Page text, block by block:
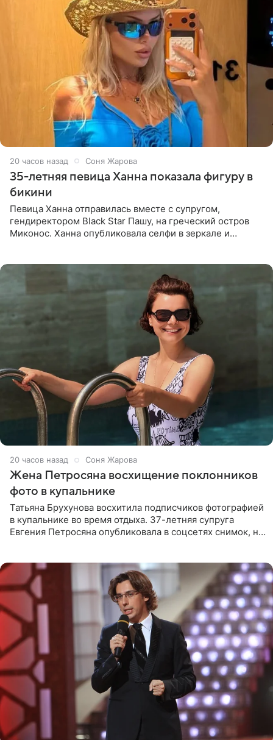
20 часов назад Соня Жарова
35-летняя певица Ханна показала фигуру в
бикини
Певица Ханна отправилась вместе с супругом,
гендиректором Black Star Пашу, на греческий остров
Миконос. Ханна опубликовала селфи в зеркале и
20 часов назад Соня Жарова
Жена Петросяна восхищение поклонников
фото в купальнике
Татьяна Брухунова восхитила подписчиков фотографией
в купальнике во время отдыха. 37-летняя супруга
Евгения Петросяна опубликовала в соцсетях снимок, на